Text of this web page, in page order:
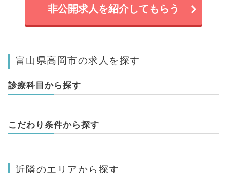
非公開求人を紹介してもらう
富山県高岡市の求人を探す
診療科目から探す
こだわり条件から探す
近隣のエリアから探す